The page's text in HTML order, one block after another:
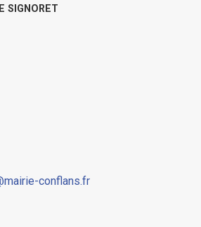
SIGNORET
conflans.fr